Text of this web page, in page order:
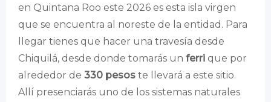
en Quintana Roo este 2026 es esta isla virgen
que se encuentra al noreste de la entidad. Para
llegar tienes que hacer una travesía desde
Chiquilá, desde donde tomarás un ferri que por
alrededor de 330 pesos te llevará a este sitio.
Allí presenciarás uno de los sistemas naturales